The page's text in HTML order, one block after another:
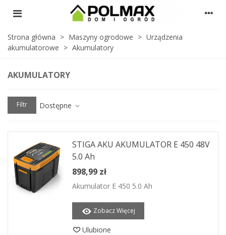
Strona główna > Maszyny ogrodowe > Urządzenia
akumulatorowe > Akumulatory
AKUMULATORY
Filtr Dostępne
STIGA AKU AKUMULATOR E 450 48V
5.0 Ah
898,99 zł
Akumulator E 450 5.0 Ah
Zobacz Więcej
Ulubione